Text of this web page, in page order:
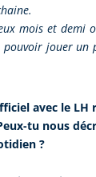
mois et demi
pouvoir jouer
avec le LH
tu nous
?